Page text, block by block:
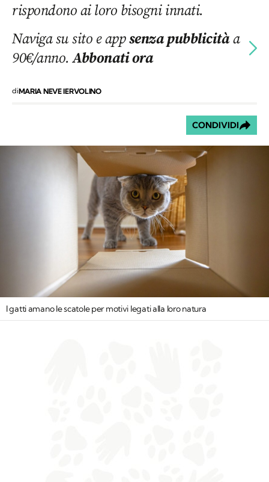
rispondono ai loro bisogni innati.
Naviga su sito e appsenza pubblicitàa
90€/anno.Abbonati ora
diMARIA NEVE IERVOLINO
CONDIVIDI
I gatti amano le scatole per motivi legati alla loro natura